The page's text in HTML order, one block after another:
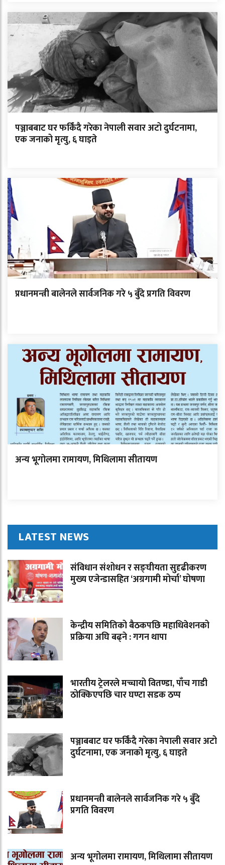
पञ्जाबबाट घर फर्किंदै गरेका नेपाली सवार अटो दुर्घटनामा,
एक जनाको मृत्यु, ६ घाइते
प्रधानमन्त्री बालेनले सार्वजनिक गरे ५ बुँदे प्रगति विवरण
अन्य भूगोलमा रामायण, मिथिलामा सीतायण
LATEST NEWS
संविधान संशोधन र सङ्घीयता सुदृढीकरण
मुख्य एजेन्डासहित ‘अग्रगामी मोर्चा’ घोषणा
केन्द्रीय समितिको बैठकपछि महाधिवेशनको
प्रक्रिया अघि बढ्ने : गगन थापा
भारतीय ट्रेलरले मच्चायो वितण्डा, पाँच गाडी
ठोक्किएपछि चार घण्टा सडक ठप्प
पञ्जाबबाट घर फर्किंदै गरेका नेपाली सवार अटो
दुर्घटनामा, एक जनाको मृत्यु, ६ घाइते
प्रधानमन्त्री बालेनले सार्वजनिक गरे ५ बुँदे
प्रगति विवरण
अन्य भूगोलमा रामायण, मिथिलामा सीतायण